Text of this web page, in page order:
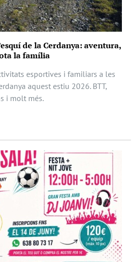
de la Cerdanya: aventura,
la família
esportives i familiars a les
aquest estiu 2026. BTT,
i molt més.